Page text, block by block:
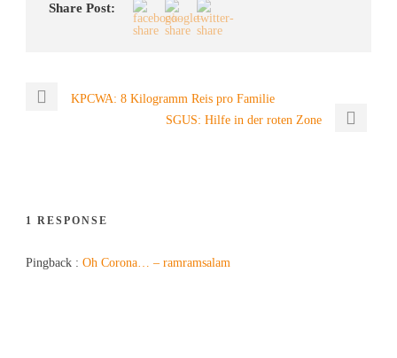
Share Post:
KPCWA: 8 Kilogramm Reis pro Familie
SGUS: Hilfe in der roten Zone
1 RESPONSE
Pingback : Oh Corona… – ramramsalam